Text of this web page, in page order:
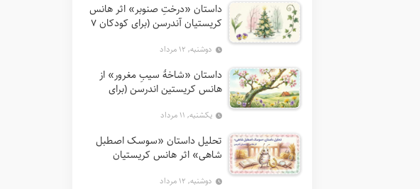
داستان «درختِ صنوبر» اثر هانس
کریستیان آندرسن (برای کودکان 7
دوشنبه, ۱۲ مرداد
داستان «شاخهٔ سیبِ مغرور» از
هانس کریستین اندرسن (برای
یکشنبه, ۱۱ مرداد
تحلیل داستان «سوسک اصطبل
شاهی» اثر هانس کریستیان
دوشنبه, ۱۲ مرداد